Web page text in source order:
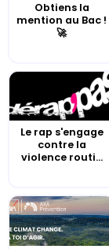
Obtiens la
mention au Bac !
🚀
Le rap s'engage
contre la
violence routi...